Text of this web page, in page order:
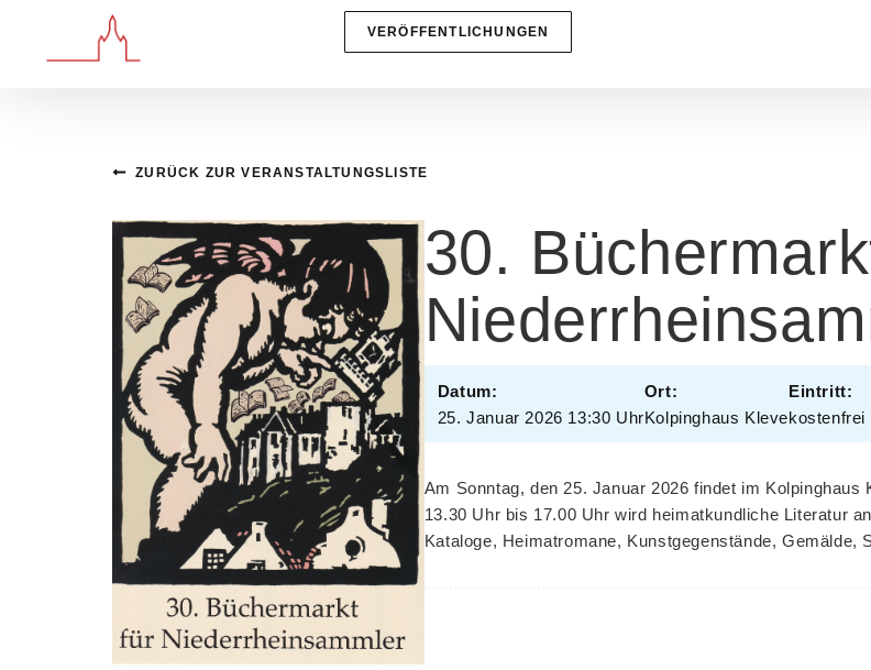
VERÖFFENTLICHUNGEN
ZURÜCK ZUR VERANSTALTUNGSLISTE
30.
Datum:
25. Januar 2026 13:30 Uhr
Ort:
Kolpinghaus Kleve
Eintritt:
kostenfrei
Am Sonntag, den 25. Januar 2026 findet im
13.30 Uhr bis 17.00 Uhr wird heimatkundliche Literatur
Kataloge, Heimatromane, Kunstgegenstände, Gemälde,